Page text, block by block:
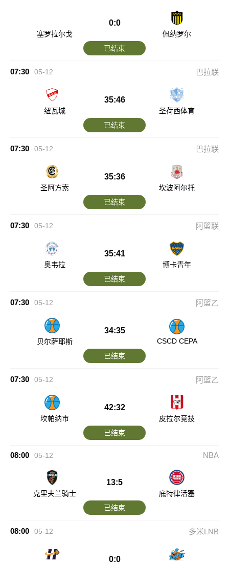
塞罗拉尔戈
0:0
佩纳罗尔
已结束
07:30 05-12 巴拉联
纽瓦城
35:46
圣荷西体育
已结束
07:30 05-12 巴拉联
圣阿方索
35:36
坎波阿尔托
已结束
07:30 05-12 阿篮联
奥韦拉
35:41
博卡青年
已结束
07:30 05-12 阿篮乙
贝尔萨耶斯
34:35
CSCD CEPA
已结束
07:30 05-12 阿篮乙
坎帕纳市
42:32
皮拉尔竞技
已结束
08:00 05-12 NBA
克里夫兰骑士
13:5
底特律活塞
已结束
08:00 05-12 多米LNB
0:0